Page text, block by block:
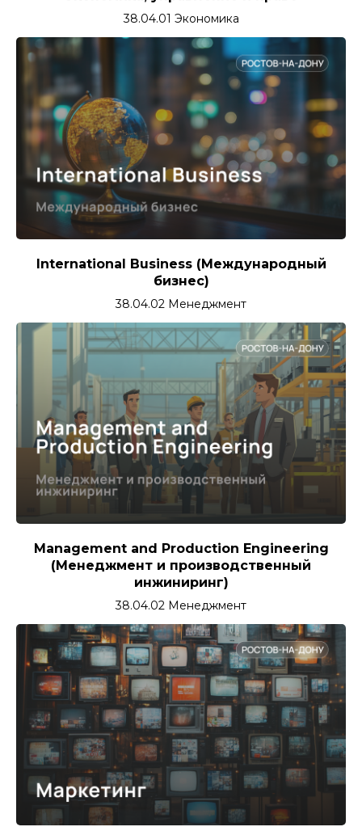
38.04.01 Экономика
International Business (Международный
бизнес)
38.04.02 Менеджмент
Management and Production Engineering
(Менеджмент и производственный
инжиниринг)
38.04.02 Менеджмент